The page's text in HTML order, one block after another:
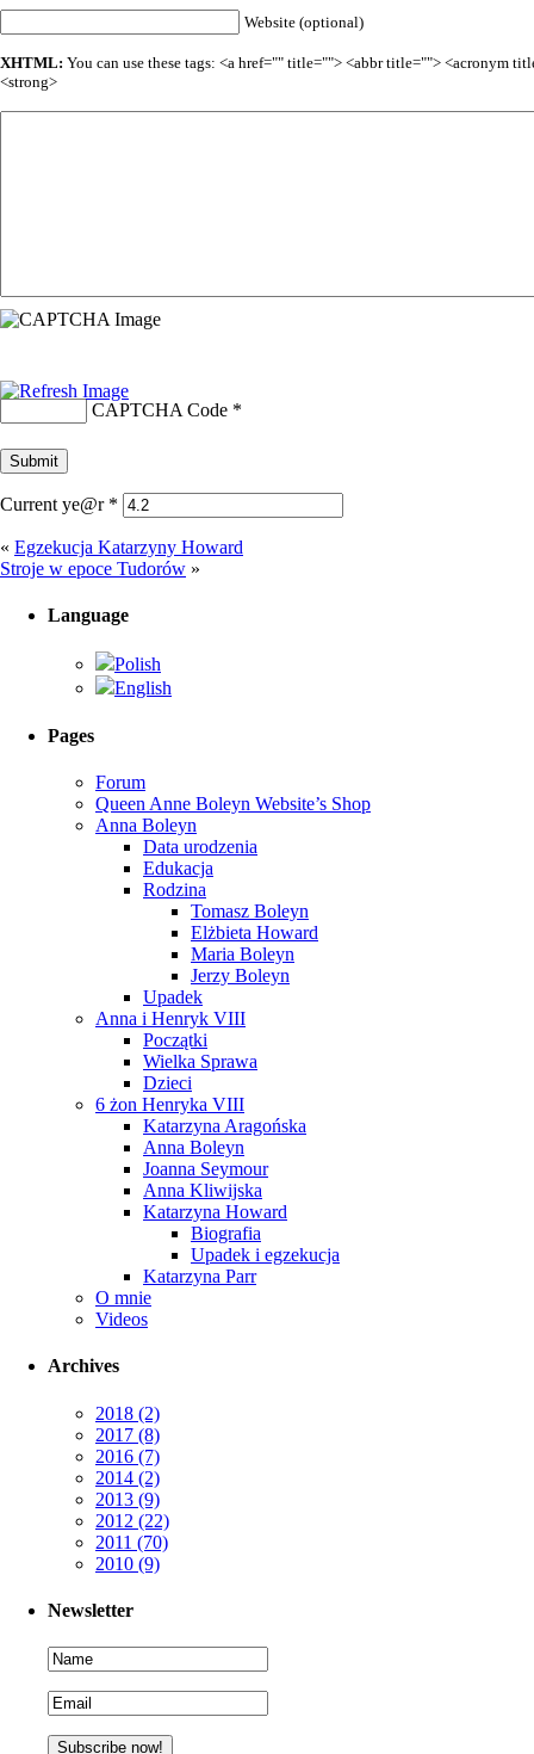
Website (optional)
XHTML: You can use these tags: <a href="" title=""> <abbr title=""> <acronym
<strong>
CAPTCHA Code *
Current ye@r *
« Egzekucja Katarzyny Howard
Stroje w epoce Tudorów »
Language
Polish
English
Pages
Forum
Queen Anne Boleyn Website’s Shop
Anna Boleyn
Data urodzenia
Edukacja
Rodzina
Tomasz Boleyn
Elżbieta Howard
Maria Boleyn
Jerzy Boleyn
Upadek
Anna i Henryk VIII
Początki
Wielka Sprawa
Dzieci
6 żon Henryka VIII
Katarzyna Aragońska
Anna Boleyn
Joanna Seymour
Anna Kliwijska
Katarzyna Howard
Biografia
Upadek i egzekucja
Katarzyna Parr
O mnie
Videos
Archives
2018 (2)
2017 (8)
2016 (7)
2014 (2)
2013 (9)
2012 (22)
2011 (70)
2010 (9)
Newsletter